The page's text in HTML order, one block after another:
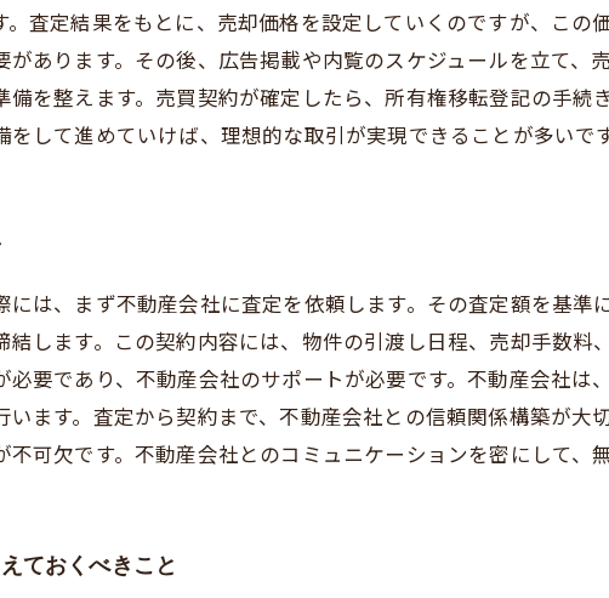
。査定結果をもとに、売却価格を設定していくのですが、こ
があります。その後、広告掲載や内覧のスケジュールを立て
備を整えます。売買契約が確定したら、所有権移転登記の手
をして進めていけば、理想的な取引が実現できることが多いです
には、まず不動産会社に査定を依頼します。その査定額を基
結します。この契約内容には、物件の引渡し日程、売却手数
必要であり、不動産会社のサポートが必要です。不動産会社
います。査定から契約まで、不動産会社との信頼関係構築が
不可欠です。不動産会社とのコミュニケーションを密にして、
ておくべきこと